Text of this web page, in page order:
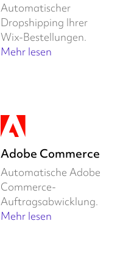
Automatischer
Dropshipping Ihrer
Wix-Bestellungen.
Mehr lesen
Adobe Commerce
Automatische Adobe
Commerce-
Auftragsabwicklung.
Mehr lesen